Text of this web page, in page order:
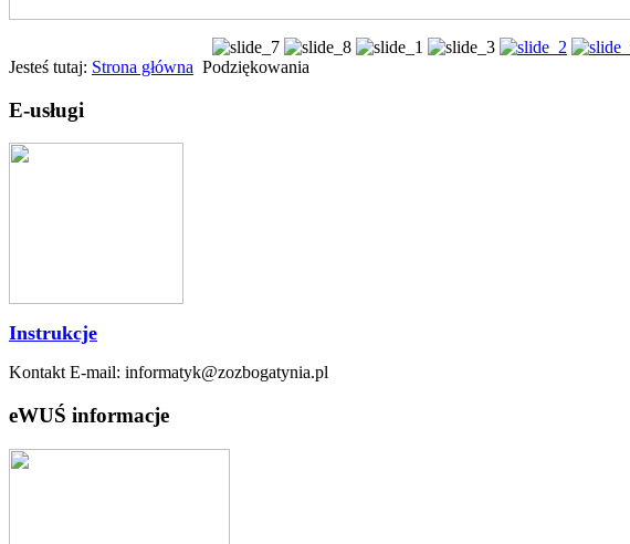
Jesteś tutaj: Strona główna Podziękowania
E-usługi
Instrukcje
Kontakt E-mail: informatyk@zozbogatynia.pl
eWUŚ informacje